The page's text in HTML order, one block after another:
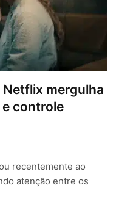
Netflix mergulha
controle
recentemente ao
atenção entre os